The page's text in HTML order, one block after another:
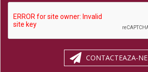
CONTACTEAZA-NE